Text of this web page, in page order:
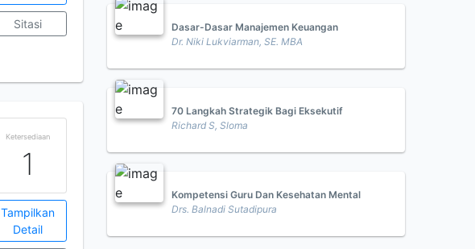
Sitasi
Ketersediaan
1
Tampilkan
Detail
Dasar-Dasar Manajemen Keuangan
Dr. Niki Lukviarman, SE. MBA
70 Langkah Strategik Bagi Eksekutif
Richard S, Sloma
Kompetensi Guru Dan Kesehatan Mental
Drs. Balnadi Sutadipura